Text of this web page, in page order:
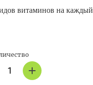
витаминов на каждый